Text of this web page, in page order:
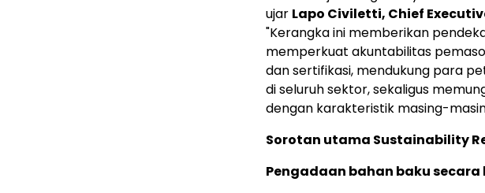
ujar Lapo Civiletti, Chief
"Kerangka ini memberikan
memperkuat akuntabilitas
dan sertifikasi, mendukung para
di seluruh sektor, sekaligus
dengan karakteristik masing-
Sorotan utama Sustainability
Pengadaan bahan baku